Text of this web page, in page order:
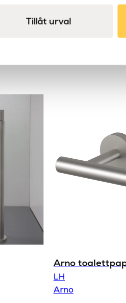
Tillåt urval
Varumärke
Arno
LH
Arno